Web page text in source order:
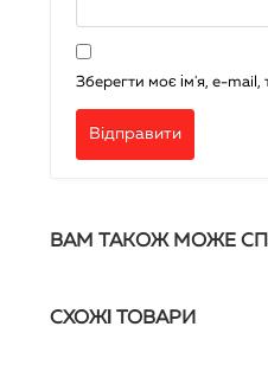
Зберегти моє ім'я, e-mail,
ВАМ ТАКОЖ МОЖЕ
СХОЖІ ТОВАРИ